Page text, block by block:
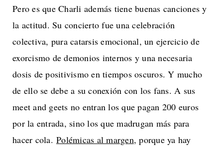
Pero es que Charli además tiene buenas canciones y
la actitud. Su concierto fue una celebración
colectiva, pura catarsis emocional, un ejercicio de
exorcismo de demonios internos y una necesaria
dosis de positivismo en tiempos oscuros. Y mucho
de ello se debe a su conexión con los fans. A sus
meet and geets no entran los que pagan 200 euros
por la entrada, sino los que madrugan más para
hacer cola. Polémicas al margen, porque ya hay